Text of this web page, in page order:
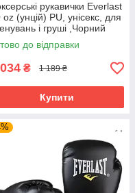
рукавички Everlast
oz (унцій) PU, унісекс, для
і груші ,Чорний
0370-10)
до відправки
₴ 1 189 ₴
Купити